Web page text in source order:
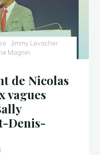
Jimmy Levacher
Magnin
de Nicolas
vagues
Denis-